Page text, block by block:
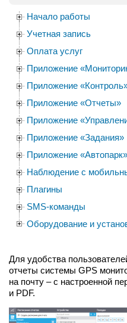
Начало работы
Учетная запись
Оплата услуг
Приложение
Приложение
Приложение «Отчеты»
Приложение
Приложение «Задания»
Приложение «Автопарк»
Наблюдение с
Плагины
SMS-команды
Оборудование и
Для удобства
отчеты системы GPS
на почту – с настроенной
и PDF.